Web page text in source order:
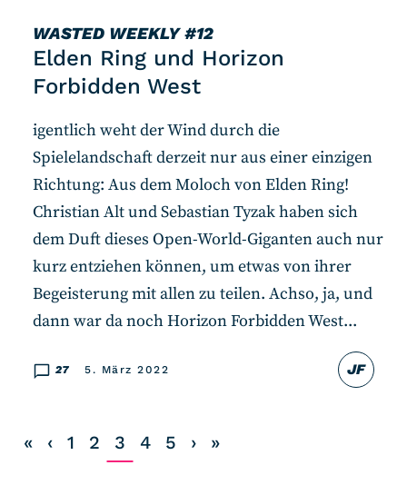
WASTED WEEKLY#12
Elden Ring und Horizon
Forbidden West
JF
27 5. März 2022
igentlich weht der Wind durch die
Spielelandschaft derzeit nur aus einer einzigen
Richtung: Aus dem Moloch von Elden Ring!
Christian Alt und Sebastian Tyzak haben sich
dem Duft dieses Open-World-Giganten auch nur
kurz entziehen können, um etwas von ihrer
Begeisterung mit allen zu teilen. Achso, ja, und
dann war da noch Horizon Forbidden West...
« ‹ 1 2 3 4 5 › »